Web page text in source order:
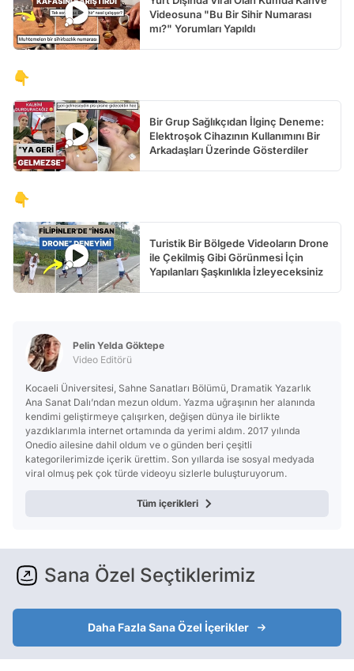
Videosuna "Bu Bir Sihir Numarası
mı?" Yorumları Yapıldı
👇
Bir Grup Sağlıkçıdan İlginç Deneme:
Elektroşok Cihazının Kullanımını Bir
Arkadaşları Üzerinde Gösterdiler
👇
Turistik Bir Bölgede Videoların Drone
ile Çekilmiş Gibi Görünmesi İçin
Yapılanları Şaşkınlıkla İzleyeceksiniz
Pelin Yelda Göktepe
Video Editörü
Kocaeli Üniversitesi, Sahne Sanatları Bölümü, Dramatik Yazarlık
Ana Sanat Dalı’ndan mezun oldum. Yazma uğraşının her alanında
kendimi geliştirmeye çalışırken, değişen dünya ile birlikte
yazdıklarımla internet ortamında da yerimi aldım. 2017 yılında
Onedio ailesine dahil oldum ve o günden beri çeşitli
kategorilerimizde içerik ürettim. Son yıllarda ise sosyal medyada
viral olmuş pek çok türde videoyu sizlerle buluşturuyorum.
Tüm içerikleri
Sana Özel Seçtiklerimiz
Daha Fazla Sana Özel İçerikler